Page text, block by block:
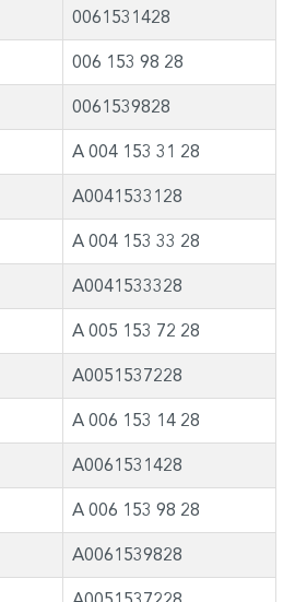
0061531428
006 153 98 28
0061539828
A 004 153 31 28
A0041533128
A 004 153 33 28
A0041533328
A 005 153 72 28
A0051537228
A 006 153 14 28
A0061531428
A 006 153 98 28
A0061539828